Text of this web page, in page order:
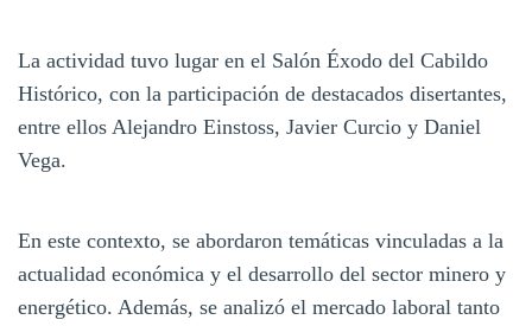
La actividad tuvo lugar en el Salón Éxodo del Cabildo
Histórico, con la participación de destacados disertantes,
entre ellos Alejandro Einstoss, Javier Curcio y Daniel
Vega.
En este contexto, se abordaron temáticas vinculadas a la
actualidad económica y el desarrollo del sector minero y
energético. Además, se analizó el mercado laboral tanto